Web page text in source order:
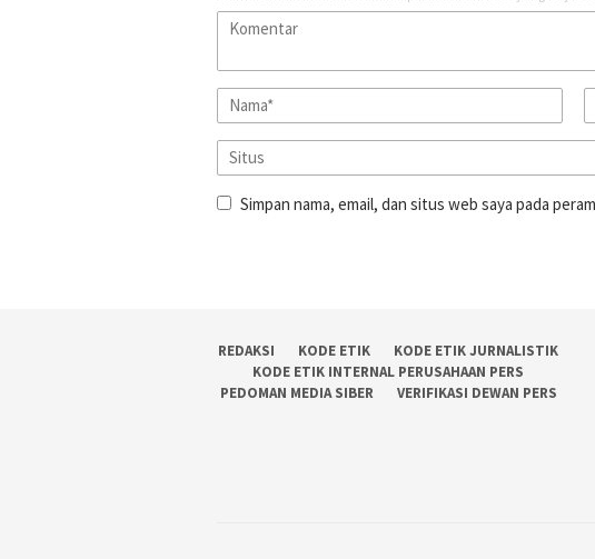
Simpan nama, email, dan situs web saya pada
REDAKSI KODE ETIK
KODE ETIK JURNALISTIK
KODE ETIK INTERNAL PERUSAHAAN PERS
PEDOMAN MEDIA SIBER
VERIFIKASI DEWAN PERS